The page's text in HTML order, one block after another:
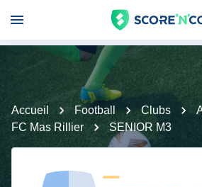
Accueil Football Clubs
FC Mas Rillier
SENIOR M3